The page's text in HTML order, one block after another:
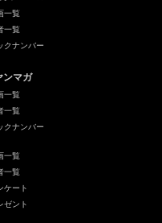
一覧
一覧
クナンバー
ンマガ
一覧
一覧
クナンバー
一覧
一覧
ケート
ゼント